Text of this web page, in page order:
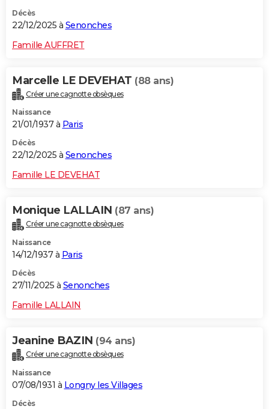
Décès
22/12/2025 à Senonches
Famille AUFFRET
Marcelle LE DEVEHAT (88 ans)
Créer une cagnotte obsèques
Naissance
21/01/1937 à Paris
Décès
22/12/2025 à Senonches
Famille LE DEVEHAT
Monique LALLAIN (87 ans)
Créer une cagnotte obsèques
Naissance
14/12/1937 à Paris
Décès
27/11/2025 à Senonches
Famille LALLAIN
Jeanine BAZIN (94 ans)
Créer une cagnotte obsèques
Naissance
07/08/1931 à Longny les Villages
Décès